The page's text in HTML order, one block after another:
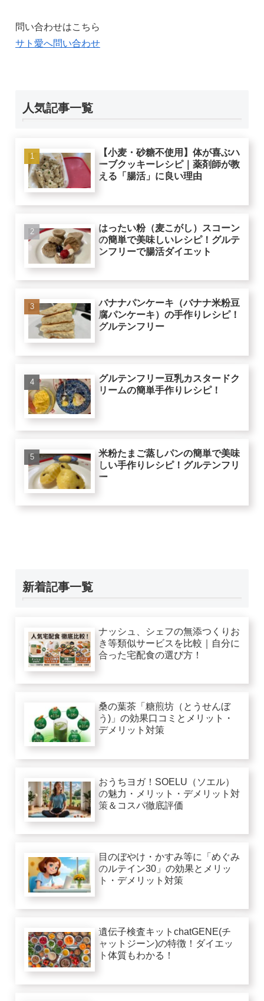
問い合わせはこちら
サト愛へ問い合わせ
人気記事一覧
【小麦・砂糖不使用】体が喜ぶハ
ーブクッキーレシピ｜薬剤師が教
える「腸活」に良い理由
はったい粉（麦こがし）スコーン
の簡単で美味しいレシピ！グルテ
ンフリーで腸活ダイエット
バナナパンケーキ（バナナ米粉豆
腐パンケーキ）の手作りレシピ！
グルテンフリー
グルテンフリー豆乳カスタードク
リームの簡単手作りレシピ！
米粉たまご蒸しパンの簡単で美味
しい手作りレシピ！グルテンフリ
ー
新着記事一覧
ナッシュ、シェフの無添つくりお
き等類似サービスを比較｜自分に
合った宅配食の選び方！
桑の葉茶「糖煎坊（とうせんぼ
う)」の効果口コミとメリット・
デメリット対策
おうちヨガ！SOELU（ソエル）
の魅力・メリット・デメリット対
策＆コスパ徹底評価
目のぼやけ・かすみ等に「めぐみ
のルテイン30」の効果とメリッ
ト・デメリット対策
遺伝子検査キットchatGENE(チ
ャットジーン)の特徴！ダイエッ
ト体質もわかる！